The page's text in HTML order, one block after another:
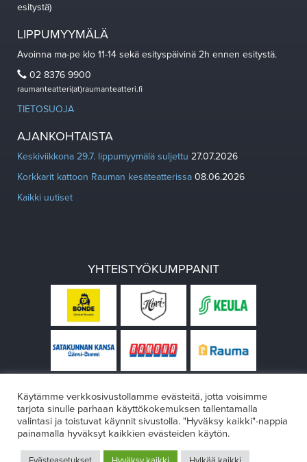
esitystä)
LIPPUMYYMÄLÄ
Avoinna ma-pe klo 11-14 sekä esityspäivinä 2h ennen esitystä.
02 8376 9900
raumanteatteri(at)raumanteatteri.fi
TIETOSUOJA
AJANKOHTAISTA
Keskiviikkona 29.7. lippumyymälä suljettu 27.07.2026
Korkkarit kattoon Rauman kesäteatterissa 08.06.2026
Kaikki uutiset
YHTEISTYÖKUMPPANIT
Käytämme verkkosivustollamme evästeitä, jotta voisimme
tarjota sinulle parhaan käyttökokemuksen tallentamalla
valintasi ja toistuvat käynnit sivustolla. "Hyväksy kaikki"-nappia
painamalla hyväksyt kaikkien evästeiden käytön.